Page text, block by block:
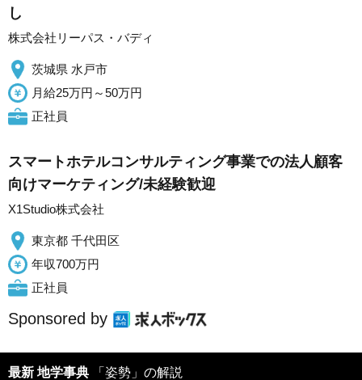
し
株式会社リーパス・バディ
茨城県 水戸市
月給25万円～50万円
正社員
スマートホテルコンサルティング事業での法人顧客
向けマーケティング/未経験歓迎
X1Studio株式会社
東京都 千代田区
年収700万円
正社員
Sponsored by
最新 地学事典 「姿勢」の解説